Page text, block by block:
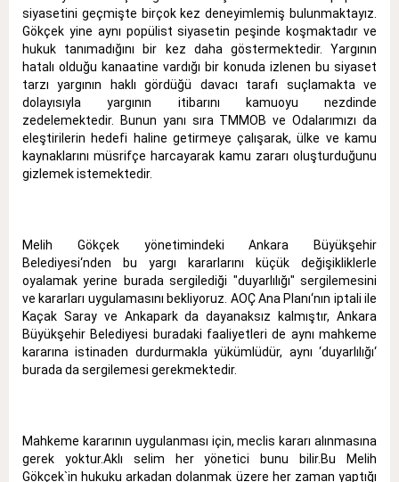
siyasetini geçmişte birçok kez deneyimlemiş bulunmaktayız.
Gökçek yine aynı popülist siyasetin peşinde koşmaktadır ve
hukuk tanımadığını bir kez daha göstermektedir. Yargının
hatalı olduğu kanaatine vardığı bir konuda izlenen bu siyaset
tarzı yargının haklı gördüğü davacı tarafı suçlamakta ve
dolayısıyla yargının itibarını kamuoyu nezdinde
zedelemektedir. Bunun yanı sıra TMMOB ve Odalarımızı da
eleştirilerin hedefi haline getirmeye çalışarak, ülke ve kamu
kaynaklarını müsrifçe harcayarak kamu zararı oluşturduğunu
gizlemek istemektedir.
Melih Gökçek yönetimindeki Ankara Büyükşehir
Belediyesi‘nden bu yargı kararlarını küçük değişikliklerle
oyalamak yerine burada sergilediği "duyarlılığı" sergilemesini
ve kararları uygulamasını bekliyoruz. AOÇ Ana Planı‘nın iptali ile
Kaçak Saray ve Ankapark da dayanaksız kalmıştır, Ankara
Büyükşehir Belediyesi buradaki faaliyetleri de aynı mahkeme
kararına istinaden durdurmakla yükümlüdür, aynı ‘duyarlılığı‘
burada da sergilemesi gerekmektedir.
Mahkeme kararının uygulanması için, meclis kararı alınmasına
gerek yoktur.Aklı selim her yönetici bunu bilir.Bu Melih
Gökçek`in hukuku arkadan dolanmak üzere her zaman yaptığı